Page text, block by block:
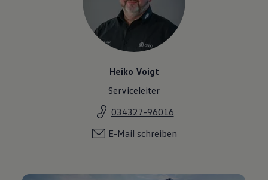
Heiko Voigt
Serviceleiter
034327-96016
E-Mail schreiben